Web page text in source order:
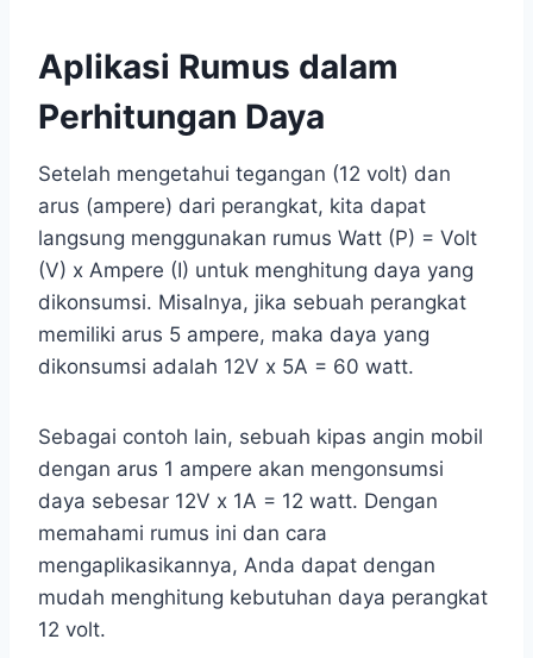
Aplikasi Rumus dalam
Perhitungan Daya
Setelah mengetahui tegangan (12 volt) dan
arus (ampere) dari perangkat, kita dapat
langsung menggunakan rumus Watt (P) = Volt
(V) x Ampere (I) untuk menghitung daya yang
dikonsumsi. Misalnya, jika sebuah perangkat
memiliki arus 5 ampere, maka daya yang
dikonsumsi adalah 12V x 5A = 60 watt.
Sebagai contoh lain, sebuah kipas angin mobil
dengan arus 1 ampere akan mengonsumsi
daya sebesar 12V x 1A = 12 watt. Dengan
memahami rumus ini dan cara
mengaplikasikannya, Anda dapat dengan
mudah menghitung kebutuhan daya perangkat
12 volt.